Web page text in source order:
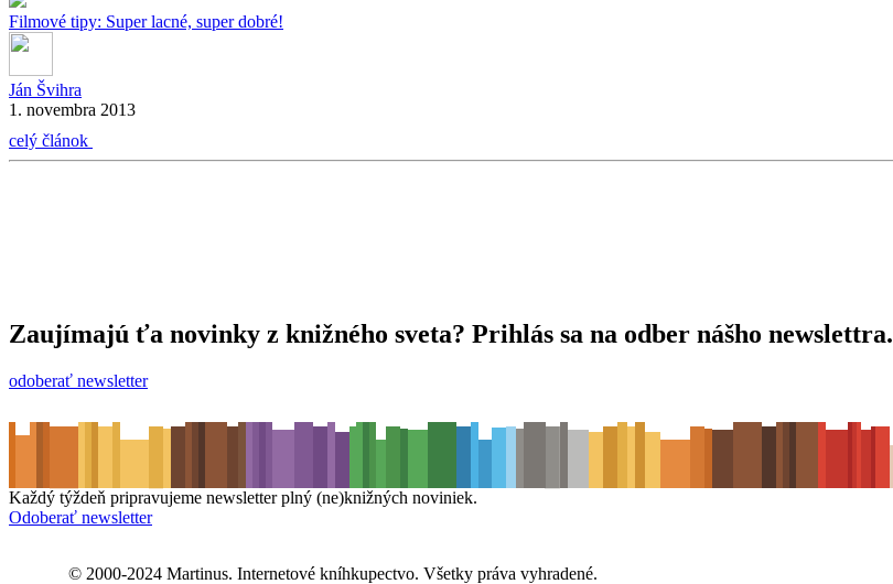
Filmové tipy: Super lacné, super dobré!
Ján Švihra
1. novembra 2013
celý článok
Zaujímajú ťa novinky z knižného sveta? Prihlás sa na odber nášho newslettra.
odoberať newsletter
Každý týždeň pripravujeme newsletter plný (ne)knižných noviniek.
Odoberať newsletter
© 2000-2024 Martinus. Internetové kníhkupectvo. Všetky práva vyhradené.